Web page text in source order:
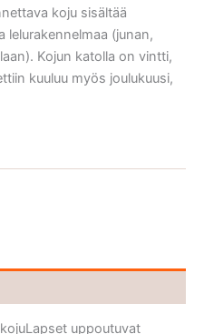
koju sisältää
lelurakennelmaa (junan,
Kojun katolla on vintti,
kuuluu myös joulukuusi,
uppoutuvat